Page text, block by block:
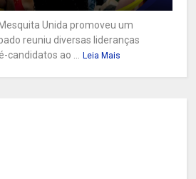
Unida promoveu um
reuniu diversas lideranças
candidatos ao ...
Leia Mais